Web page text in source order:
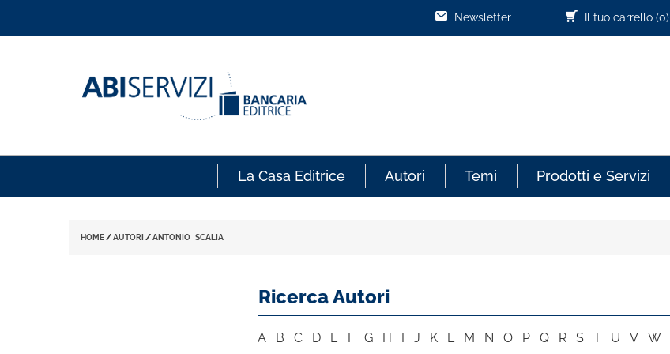
Il tuo carrello (0)
Newsletter
La Casa Editrice Autori Temi Prodotti e Servizi
HOME /AUTORI /ANTONIO SCALIA
Ricerca Autori
A B C D E F G H I J K L M N O P Q R S T U V W